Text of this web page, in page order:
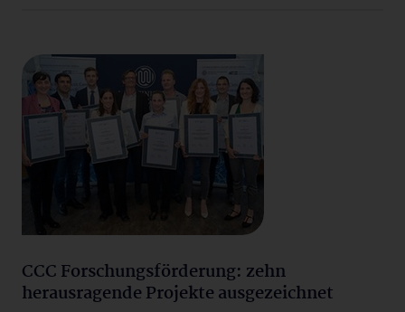
CCC Forschungsförderung: zehn
herausragende Projekte ausgezeichnet